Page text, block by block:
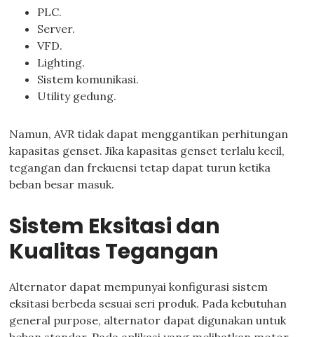
PLC.
Server.
VFD.
Lighting.
Sistem komunikasi.
Utility gedung.
Namun, AVR tidak dapat menggantikan perhitungan
kapasitas genset. Jika kapasitas genset terlalu kecil,
tegangan dan frekuensi tetap dapat turun ketika
beban besar masuk.
Sistem Eksitasi dan
Kualitas Tegangan
Alternator dapat mempunyai konfigurasi sistem
eksitasi berbeda sesuai seri produk. Pada kebutuhan
general purpose, alternator dapat digunakan untuk